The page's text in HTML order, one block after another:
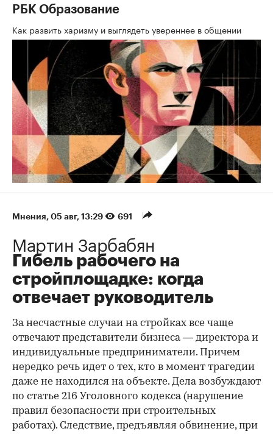
РБК Образование
Как развить харизму и выглядеть увереннее в общении
Мнения⁠, 05 авг, 13:29 691
Мартин Зарбабян
Гибель рабочего на
стройплощадке: когда
отвечает руководитель
За несчастные случаи на стройках все чаще
отвечают представители бизнеса — директора и
индивидуальные предприниматели. Причем
нередко речь идет о тех, кто в момент трагедии
даже не находился на объекте. Дела возбуждают
по статье 216 Уголовного кодекса (нарушение
правил безопасности при строительных
работах). Следствие, предъявляя обвинение, при